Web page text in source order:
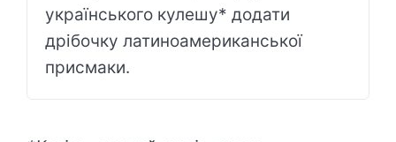
українського кулешу* додати
дрібочку латиноамериканської
присмаки.